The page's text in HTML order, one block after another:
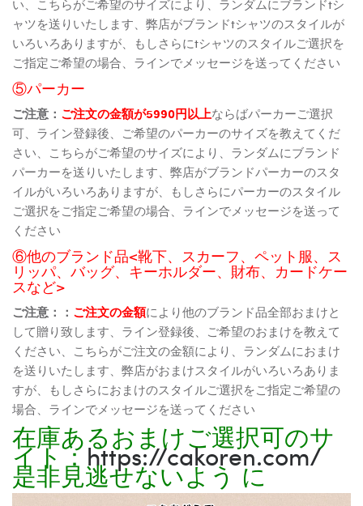
い、こちらがご希望のサイズにより、ランダムにブランドtシ
ャツを送りいたします、弊店がブランドtシャツのスタイルが
いろいろありますが、もしさらにtシャツのスタイルご選択を
ご指定ご希望の場合、ラインでメッセージを送ってください
⑤パーカー
ご注意： ご注文の金額が5990円以上ならばパーカーご選択
可、ライン登録後、ご希望のパーカーのサイズを教えてくだ
さい、こちらがご希望のサイズにより、ランダムにブランド
パーカーを送りいたします、弊店がブランドパーカーのスタ
イルがいろいろありますが、もしさらにパーカーのスタイル
ご選択をご指定ご希望の場合、ラインでメッセージを送って
ください
⑥他のブランド品<靴下、スカーフ、ペット服、ス
リッパ、バッグ、キーホルダー、財布、カードケー
スなど>
ご注意：： ご注文の金額により他のブランド品全部おまけと
して贈り致します、ライン登録後、ご希望のおまけを教えて
ください、こちらがご注文の金額により、ランダムにおまけ
を送りいたします、弊店がおまけスタイルがいろいろありま
すが、もしさらにおまけのスタイルご選択をご指定ご希望の
場合、ラインでメッセージを送ってください
在庫あるおまけご選択可のサ
イト：https://cakoren.com/
是非見逃せないよう に